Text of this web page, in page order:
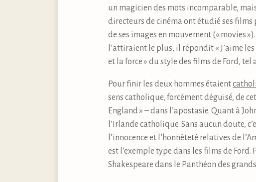
un magicien des mots incomparable,
directeurs de cinéma ont étudié ses
de ses images en mouvement (« movies
l’attiraient le plus, il répondit « J’aime
et la force » du style des films de Ford,
Pour finir les deux hommes étaient
sens catholique, forcément déguisé, de
England » – dans l’apostasie. Quant à
l’Irlande catholique. Sans aucun doute,
l’innocence et l’honnêteté relatives de
est l’exemple type dans les films de
Shakespeare dans le Panthéon des